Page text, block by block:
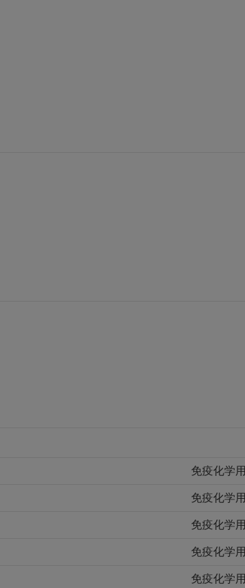
免疫化学用
免疫化学用
免疫化学用
免疫化学用
免疫化学用